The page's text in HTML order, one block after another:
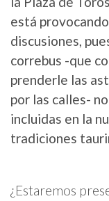
está
discusiones,
correbus -que
prenderle las
por las calles-
incluidas en la
tradiciones
¿Estaremos